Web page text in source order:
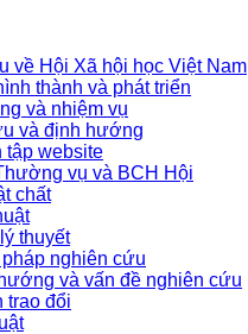
về Hội Xã hội học Việt Nam
thành và phát triển
và nhiệm vụ
và định hướng
tập website
vụ và BCH Hội
chất
thuyết
nghiên cứu
và vấn đề nghiên cứu
trao đổi